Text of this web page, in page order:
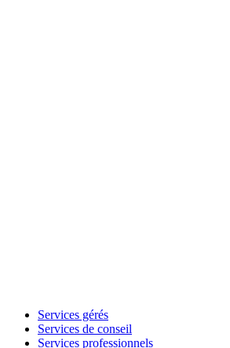
Services gérés
Services de conseil
Services professionnels